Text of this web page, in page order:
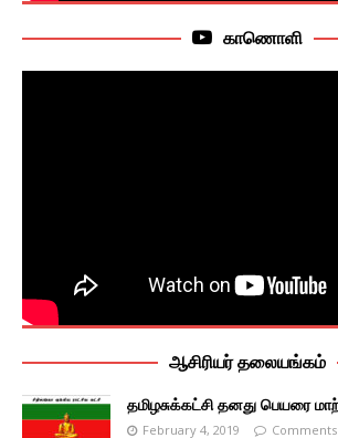
காணொளி
ஆசிரியர் தலையங்கம்
தமிழசுக்கட்சி தனது பெயரை
February 4, 2019